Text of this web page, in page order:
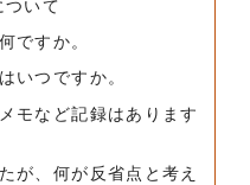
いて
ですか。
いつですか。
モなど記録はあります
が、何が反省点と考え